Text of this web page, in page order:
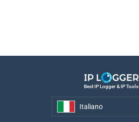
Best IP Logger & IP Tools
Italiano